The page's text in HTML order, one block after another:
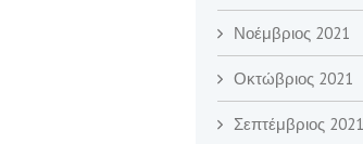
Νοέμβριος 2021
Οκτώβριος 2021
Σεπτέμβριος 2021